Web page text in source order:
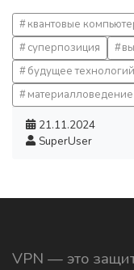
квантовые
суперпозиция
будущее технологий
материалловедение
21.11.2024
SuperUser
VPN — это